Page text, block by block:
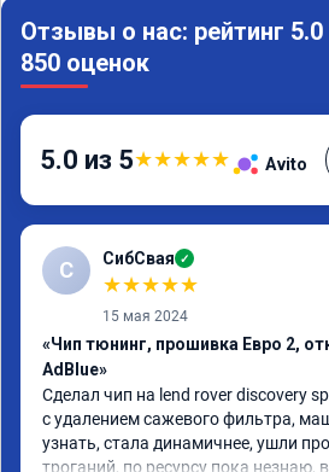
Отзывы о нас: рейтинг 5.0
850 оценок
5.0 из 5★★★★★ Avito
С СибСвая ✓
★★★★★
15 мая 2024
«Чип тюнинг, прошивка Евро 2,
AdBlue»
Сделал чип на lend rover discovery
с удалением сажевого фильтра,
узнать, стала динамичнее, ушли
троганий, по ресурсу пока незнаю,